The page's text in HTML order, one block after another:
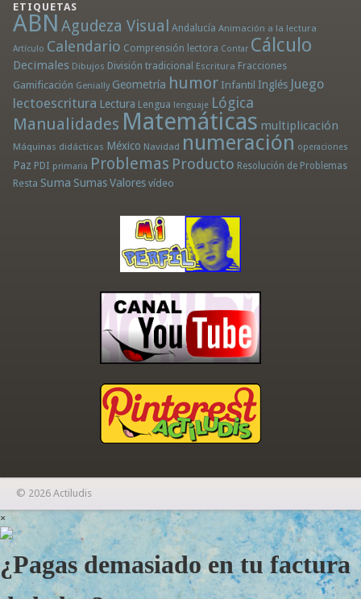
ETIQUETAS
ABN Agudeza Visual Andalucía Animación a la lectura
Artículo Calendario Comprensión lectora Contar Cálculo
Decimales Dibujos División tradicional Escritura Fracciones
Gamificación Genially Geometría humor Infantil Inglés Juego
lectoescritura Lectura Lengua lenguaje Lógica
Manualidades Matemáticas multiplicación
Máquinas didácticas México Navidad numeración operaciones
Paz PDI primaria Problemas Producto Resolución de Problemas
Resta Suma Sumas Valores vídeo
© 2026 Actiludis
×
¿Pagas demasiado en tu factura